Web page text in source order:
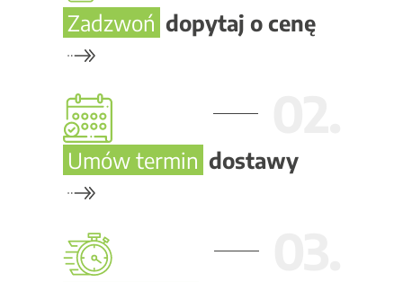
Zadzwoń dopytaj o cenę
Umów termin dostawy